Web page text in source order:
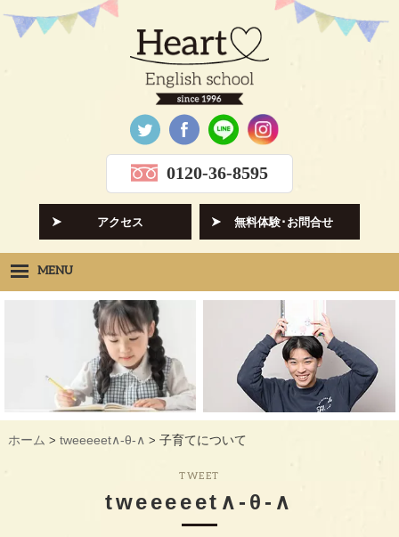
0120-36-8595
アクセス 無料体験･お問合せ
MENU
HOPE
CLASS
先生紹介 INSTRUCTORS
ギャラリー GALLERY
VOICE
ホーム > tweeeeet∧-θ-∧ > 子育てについて
TWEET
tweeeeet∧-θ-∧